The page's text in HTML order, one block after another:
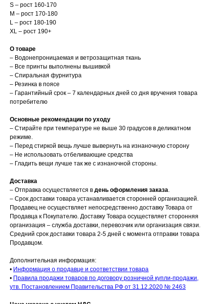
S – рост 160-170
M – рост 170-180
L – рост 180-190
XL – рост 190+
О товаре
– Водонепроницаемая и ветрозащитная ткань
– Все принты выполнены вышивкой
– Спиральная фурнитура
– Резинка в поясе
– Гарантийный срок – 7 календарных дней со дня вручения товара
потребителю
Основные рекомендации по уходу
– Стирайте при температуре не выше 30 градусов в деликатном
режиме.
– Перед стиркой вещь лучше вывернуть на изнаночную сторону
– Не использовать отбеливающие средства
– Гладить вещи лучше так же с изнаночной стороны.
Доставка
– Отправка осуществляется в день оформления заказа.
– Срок доставки товара устанавливается сторонней организацией.
Продавец не осуществляет непосредственно доставку Товара от
Продавца к Покупателю. Доставку Товара осуществляет сторонняя
организация – служба доставки, перевозчик или организация связи.
Средний срок доставки товара 2-5 дней с момента отправки товара
Продавцом.
Дополнительная информация:
• Информация о продавце и соответствии товара
• Правила продажи товаров по договору розничной купли-продажи,
утв. Постановлением Правительства РФ от 31.12.2020 № 2463